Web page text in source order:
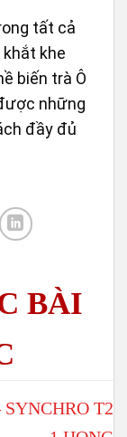
tất cả
khe
biến trà Ô
những
đầy đủ
T2